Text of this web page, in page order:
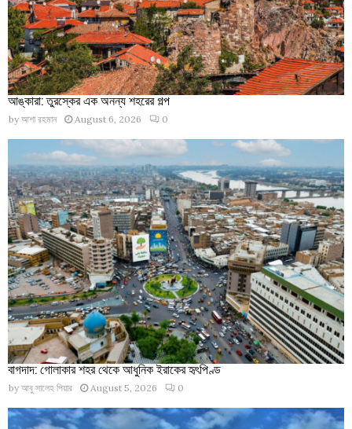
আঙ্কারা: তুরস্কের এক অনন্য শহরের গল্প
by আশা রহমান August 6, 2026 0
বাগদাদ: গোলাকার শহর থেকে আধুনিক ইরাকের হৃৎপিণ্ড
by আবু সালেহ পিয়ার August 5, 2026 0